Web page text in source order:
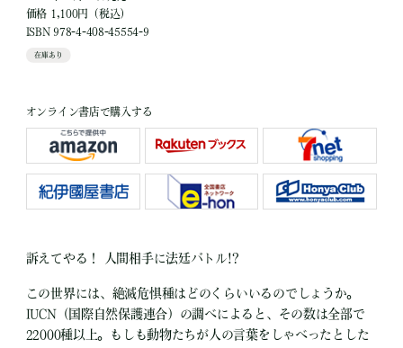
価格 1,100円（税込）
ISBN 978-4-408-45554-9
在庫あり
オンライン書店で購入する
訴えてやる！ 人間相手に法廷バトル!?
この世界には、絶滅危惧種はどのくらいいるのでしょうか。
IUCN（国際自然保護連合）の調べによると、その数は全部で
22000種以上。もしも動物たちが人の言葉をしゃべったとした